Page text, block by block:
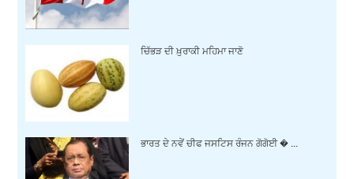
ਚਿੱਭੜ ਦੀ ਖ਼ੁਰਾਕੀ ਮਹਿਮਾ ਜਾਣੋ
ਭਾਰਤ ਦੇ ਨਵੇਂ ਚੀਫ ਜਸਟਿਸ ਰੰਜਨ ਗੋਗੋਈ � ...